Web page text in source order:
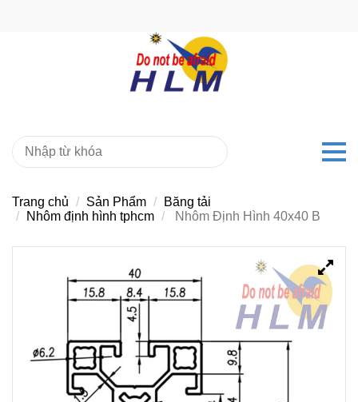
Trang chủ Sản Phẩm
Băng tải
Nhôm định hình tphcm
Nhôm Định Hình 40x40 B